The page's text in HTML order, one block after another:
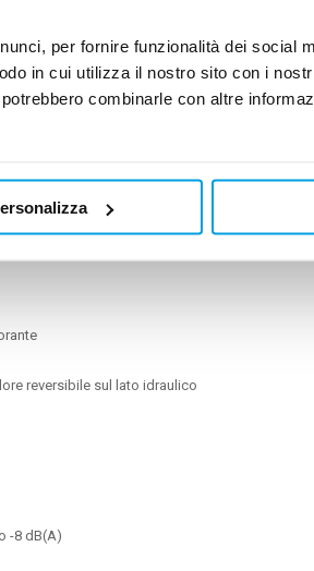
per fornire funzionalità dei social
in cui utilizza il nostro sito con i
combinarle con altre
solo per versione motoevaporante);
reversibile sul lato idraulico
-8 dB(A)